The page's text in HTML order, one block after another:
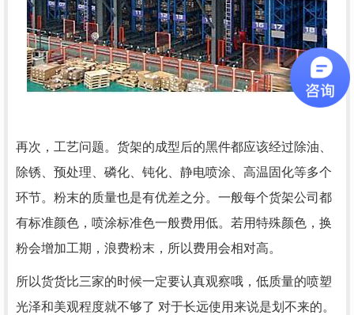
再次，工艺问题。货架的成型后的黑件都应该经过除油、
除锈、预处理、磷化、钝化、静电喷涂、高温固化等多个
环节。粉末的质量也是有优差之分。一般每个货架公司都
有标准颜色，喷涂标准色一般费用低。若用特殊颜色，换
粉会增加工期，浪费粉末，所以费用会相对高。
所以货货比三家的时候一定要认真观察哦，低质量的喷塑
光泽和美观程度就不够了 对于长远使用来说是划不来的。